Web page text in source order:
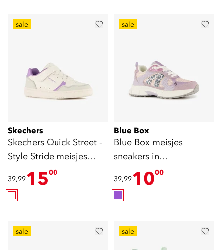
sale
Skechers
Skechers Quick Street -
Style Stride meisjes
sneakers wit
39,991500
sale
Blue Box
Blue Box meisjes
sneakers in
pastelkleuren
39,991000
sale sale